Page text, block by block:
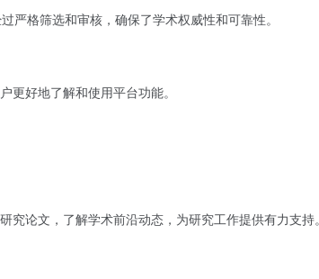
格筛选和审核，确保了学术权威性和可靠性。
好地了解和使用平台功能。
论文，了解学术前沿动态，为研究工作提供有力支持。